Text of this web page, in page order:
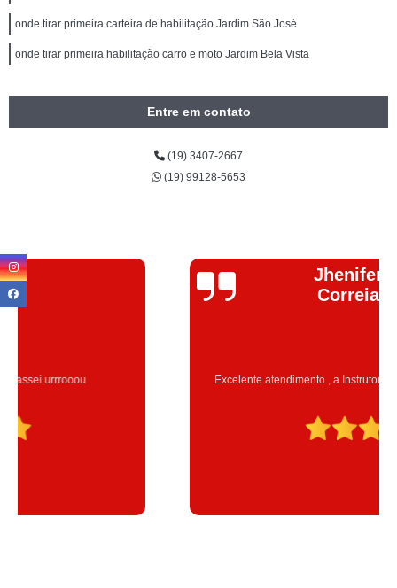
onde tirar primeira carteira de habilitação Jardim São José
onde tirar primeira habilitação carro e moto Jardim Bela Vista
Entre em contato
(19) 3407-2667
(19) 99128-5653
Jhenifer
Correia
Excelente atendimento , a Instrutora Eleni maravilhosa atenciosa